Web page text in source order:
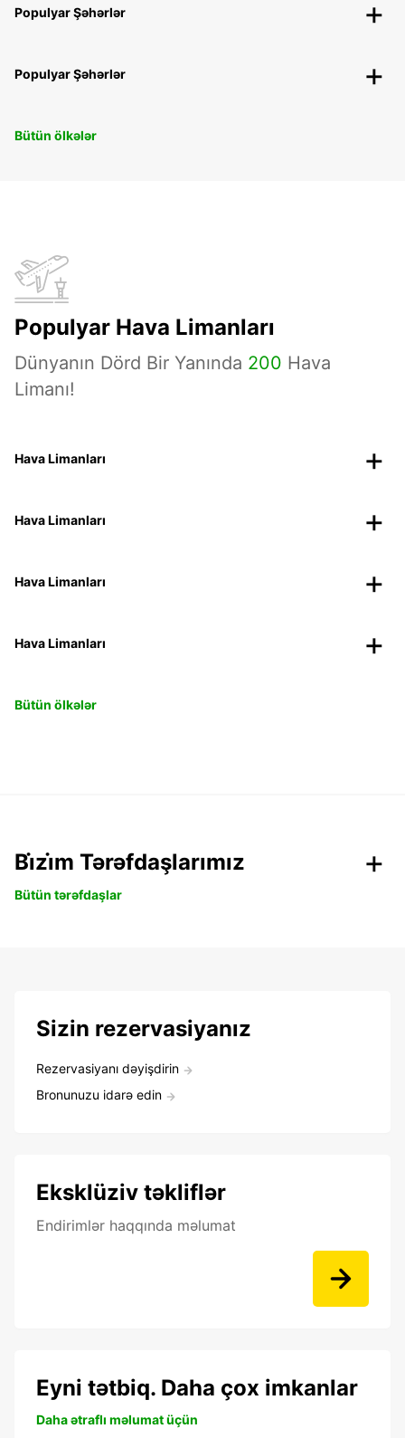
Populyar Şəhərlər
Populyar Şəhərlər
Bütün ölkələr
Populyar Hava Limanları
Dünyanın Dörd Bir Yanında 200 Hava
Limanı!
Hava Limanları
Hava Limanları
Hava Limanları
Hava Limanları
Bütün ölkələr
Bi̇zi̇m Tərəfdaşlarımız
Bütün tərəfdaşlar
Sizin rezervasiyanız
Rezervasiyanı dəyişdirin
Bronunuzu idarə edin
Eksklüziv təkliflər
Endirimlər haqqında məlumat
Eyni tətbiq. Daha çox imkanlar
Daha ətraflı məlumat üçün